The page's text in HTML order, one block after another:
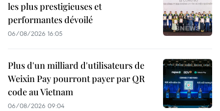
les plus prestigieuses et
performantes dévoilé
06/08/2026 16:05
Plus d'un milliard d'utilisateurs de
Weixin Pay pourront payer par QR
code au Vietnam
06/08/2026 09:04